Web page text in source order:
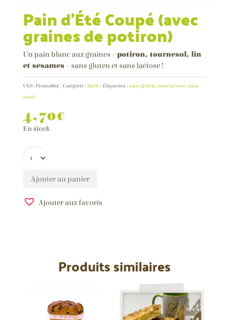
5.00
sur 5
basé sur
notations
client
Pain d’Été Coupé (avec
graines de potiron)
Un pain blanc aux graines –potiron, tournesol, lin
et sésames– sans gluten et sans lactose !
UGS : PromoMoi Catégorie :Multi Étiquettes :sans gluten, sans lactose, sans
oeufs
4,70€
En stock
Ajouter au panier
Ajouter aux favoris
Produits similaires